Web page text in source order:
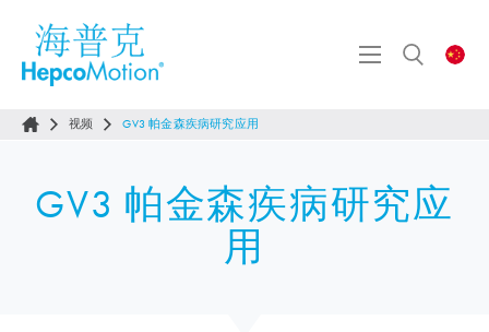
视频 GV3 帕金森疾病研究应用
GV3 帕金森疾病研究应
用